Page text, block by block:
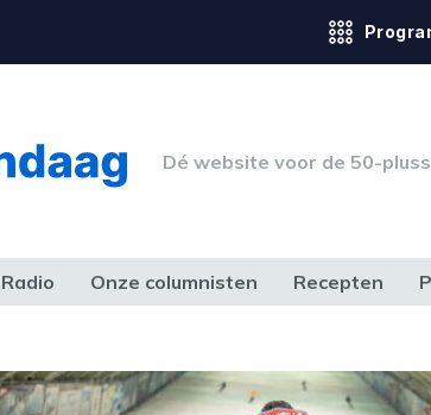
Dé website voor de 50-
Onze columnisten Recepten